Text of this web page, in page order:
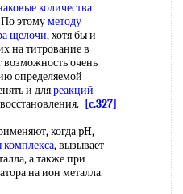
количества
По этомуметоду
щелочи, хотя бы и
на титрование в
возможность очень
определяемой
и дляреакций
[c.327]
когда pH,
комплекса, вызывает
а также при
на ион металла.